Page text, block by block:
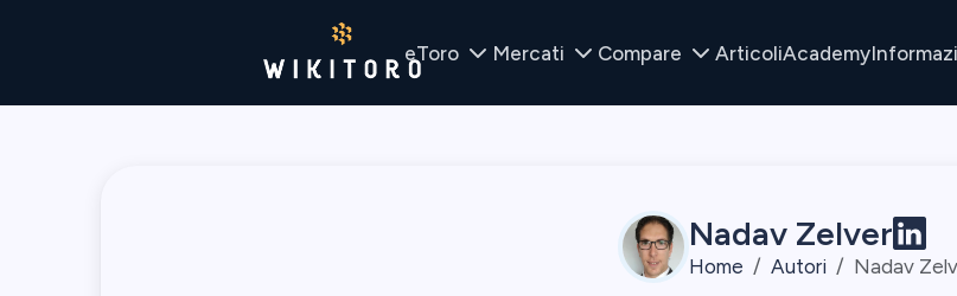
eToro Mercati Compare ArticoliAcademy
Nadav Zelver
Home Autori Nadav